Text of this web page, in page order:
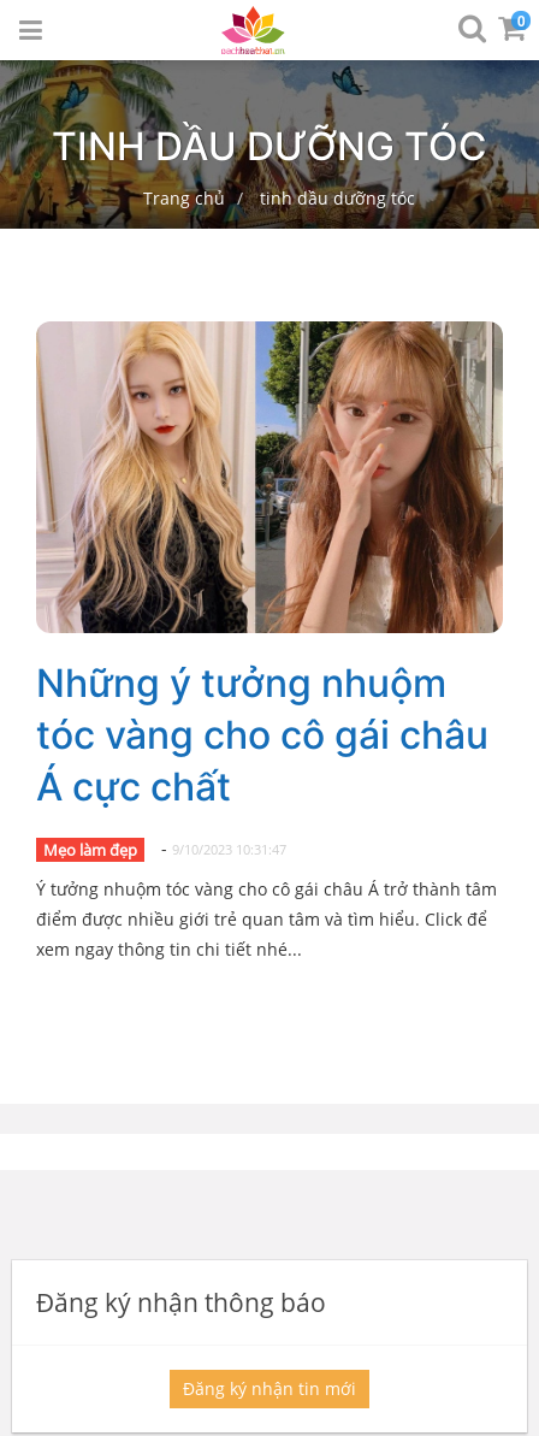
0
TINH DẦU DƯỠNG TÓC
Trang chủ tinh dầu dưỡng tóc
Những ý tưởng nhuộm
tóc vàng cho cô gái châu
Á cực chất
Mẹo làm đẹp - 9/10/2023 10:31:47
Ý tưởng nhuộm tóc vàng cho cô gái châu Á trở thành tâm
điểm được nhiều giới trẻ quan tâm và tìm hiểu. Click để
xem ngay thông tin chi tiết nhé...
Đăng ký nhận thông báo
Đăng ký nhận tin mới